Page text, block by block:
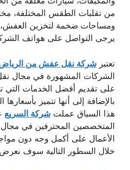
من تقلبات الطقس المختلفة،
ومساحات ضخمة لتخزين العفش،
يرجى التواصل على هواتف
تعتبر شركة نقل عفش من الرياض
الشركات المشهورة في مجال
على تقديم أفضل الخدمات التي
بالإضافة إلى أنها تتميز
هذا السياق عملت شركة السريع
المتخصصين المحترفين في مجال
الأعمال على أكمل وجه دون
خلال السطور التالية سوف